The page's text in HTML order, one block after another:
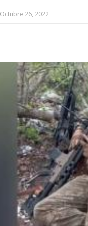
Octubre 26, 2022